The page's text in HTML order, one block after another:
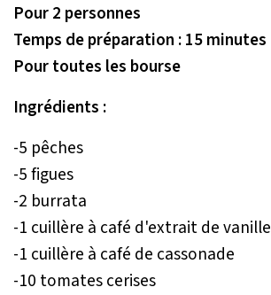
Pour 2 personnes
Temps de préparation : 15 minutes
Pour toutes les bourse
Ingrédients :
-5 pêches
-5 figues
-2 burrata
-1 cuillère à café d'extrait de vanille
-1 cuillère à café de cassonade
-10 tomates cerises